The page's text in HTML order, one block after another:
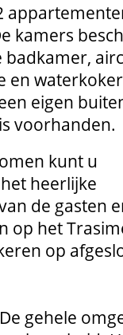
kamers
badkamer,
en
eigen
voorhanden.
kunt u
heerlijke
de gasten
op het
op
gehele